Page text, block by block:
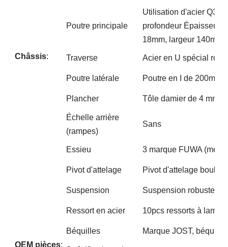
Châssis:
Poutre principale
Utilisation d'acier
profondeur Épaisseur
18mm, largeur
Traverse Acier en U spécial
Poutre latérale Poutre en I de 200mm
Plancher Tôle damier de 4 mm
Échelle arrière
(rampes)
Sans
OEM pièces:
Essieu 3 marque FUWA
Pivot d'attelage Pivot d'attelage
Suspension Suspension robuste
Ressort en acier 10pcs ressorts à
Béquilles Marque JOST,